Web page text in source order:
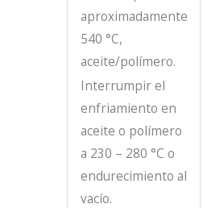
aproximadamente
540 °C,
aceite/polímero.
Interrumpir el
enfriamiento en
aceite o polímero
a 230 – 280 °C o
endurecimiento al
vacío.